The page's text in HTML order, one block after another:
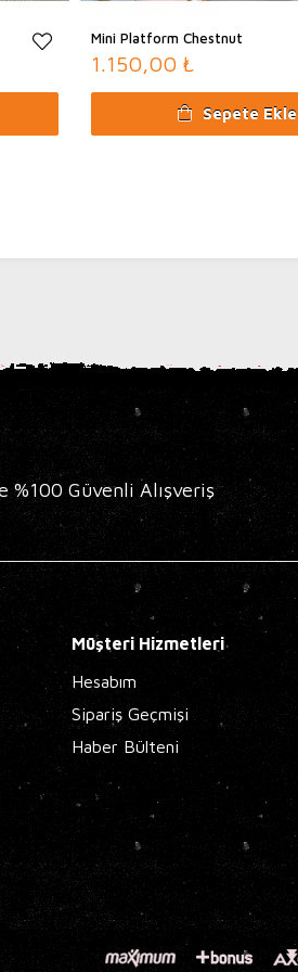
Mini Platform Chestnut
1.150,00 ₺
Sepete Ekle
%100 Güvenli Alışveriş
Müşteri Hizmetleri
Hesabım
Sipariş Geçmişi
Haber Bülteni